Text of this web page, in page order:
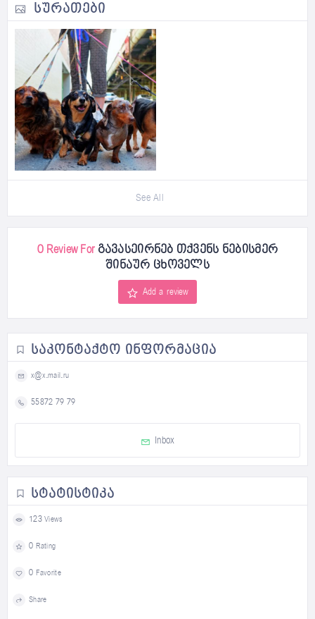
ᲡᲣᲠᲐᲗᲔᲑᲘ
See All
0 Review Forგავასეირნებ თქვენს ნებისმერ
შინაურ ცხოველს
Add a review
ᲡᲐᲙᲝᲜᲢᲐᲥᲢᲝ ᲘᲜᲤᲝᲠᲛᲐᲪᲘᲐ
x@x.mail.ru
55872 79 79
Inbox
ᲡᲢᲐᲢᲘᲡᲢᲘᲙᲐ
123 Views
0 Rating
0 Favorite
Share